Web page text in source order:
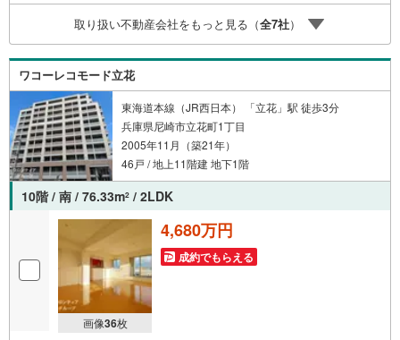
や、1000万円台の中古マンションを始め多数物件を取り扱
っています。Yahoo！不動産に掲載しきれない物件もご紹
介できます。お気軽にお問合せください。弊社ホームペー
ジへは「C21アクロス」で検索！
取り扱い不動産会社をもっと見る（全7社）
ワコーレコモード立花
東海道本線（JR西日本） 「立花」駅 徒歩3分
兵庫県尼崎市立花町1丁目
2005年11月（築21年）
46戸 / 地上11階建 地下1階
10階 / 南 / 76.33m2 / 2LDK
画像36枚
4,680万円
成約でもらえる